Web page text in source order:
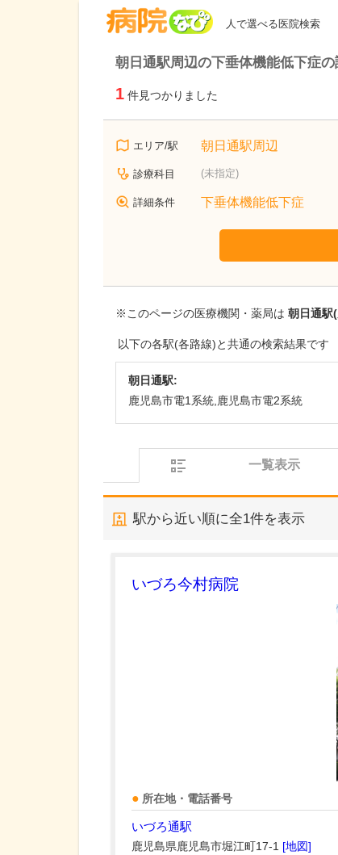
人で選べる医院検索
朝日通駅周辺の下垂体機能低下症
1 件見つかりました
エリア/駅 朝日通駅周辺
診療科目 (未指定)
詳細条件 下垂体機能低下症
※このページの医療機関・薬局は 朝日通駅
以下の各駅(各路線)と共通の検索結果です
朝日通駅:
鹿児島市電1系統,鹿児島市電2系統
一覧表示
駅から近い順に全1件を表示
いづろ今村病院
所在地・電話番号
いづろ通駅
鹿児島県鹿児島市堀江町17-1 [地図]